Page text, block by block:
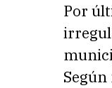
Por